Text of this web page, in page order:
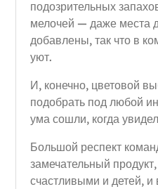
подозрительных
мелочей — даже места
добавлены, так что в
уют.
И, конечно, цветовой
подобрать под любой
ума сошли, когда
Большой респект
замечательный
счастливыми и детей,